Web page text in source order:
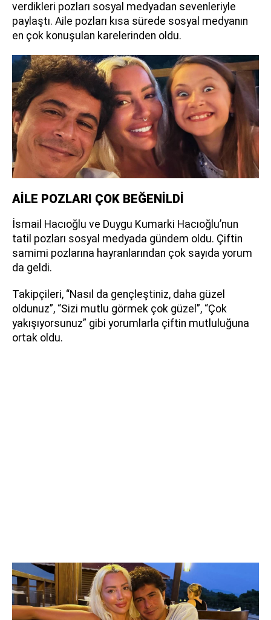
verdikleri pozları sosyal medyadan sevenleriyle
paylaştı. Aile pozları kısa sürede sosyal medyanın
en çok konuşulan karelerinden oldu.
AİLE POZLARI ÇOK BEĞENİLDİ
İsmail Hacıoğlu ve Duygu Kumarki Hacıoğlu’nun
tatil pozları sosyal medyada gündem oldu. Çiftin
samimi pozlarına hayranlarından çok sayıda yorum
da geldi.
Takipçileri, “Nasıl da gençleştiniz, daha güzel
oldunuz”, “Sizi mutlu görmek çok güzel”, “Çok
yakışıyorsunuz” gibi yorumlarla çiftin mutluluğuna
ortak oldu.